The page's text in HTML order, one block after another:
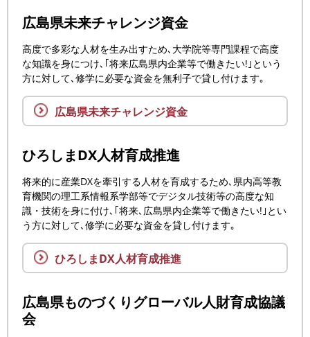
広島県未来チャレンジ資金
高度で多彩な人材を生み出すため､大学院等専門課程で高度
な知識を身につけ､｢将来広島県内企業等で働きたい!｣という
方に対して､修学に必要な資金を無利子で貸し付けます｡
広島県未来チャレンジ資金
ひろしまDX人材育成推進
将来的に産業DXを牽引する人材を育成するため､県内高等教
育機関の理工系情報系学部等でデジタル技術等の高度な知
識・技術を身に付け､｢将来､広島県内企業等で働きたい!｣とい
う方に対して､修学に必要な資金を貸し付けます｡
ひろしまDX人材育成推進
広島県ものづくりグローバル人財育成協議
会